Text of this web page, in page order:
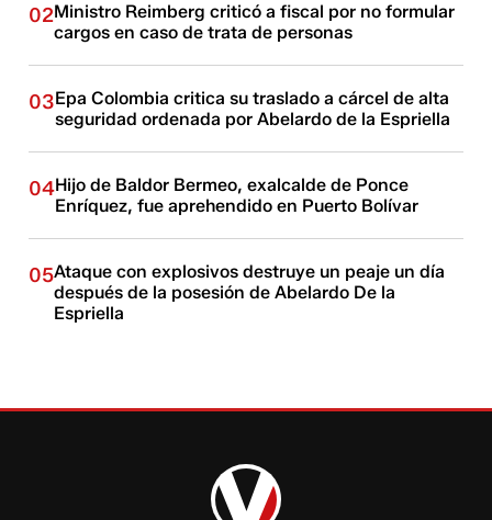
02Ministro Reimberg criticó a fiscal por no formular
cargos en caso de trata de personas
03Epa Colombia critica su traslado a cárcel de alta
seguridad ordenada por Abelardo de la Espriella
04Hijo de Baldor Bermeo, exalcalde de Ponce
Enríquez, fue aprehendido en Puerto Bolívar
05Ataque con explosivos destruye un peaje un día
después de la posesión de Abelardo De la
Espriella